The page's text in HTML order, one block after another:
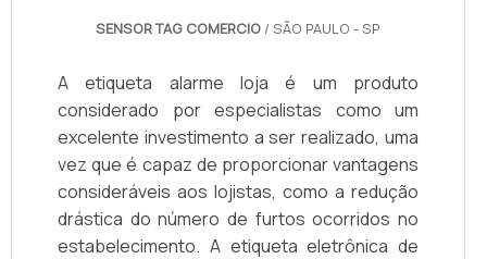
SENSOR TAG COMERCIO / SÃO PAULO - SP
A etiqueta alarme loja é um produto
considerado por especialistas como um
excelente investimento a ser realizado, uma
vez que é capaz de proporcionar vantagens
consideráveis aos lojistas, como a redução
drástica do número de furtos ocorridos no
estabelecimento. A etiqueta eletrônica de